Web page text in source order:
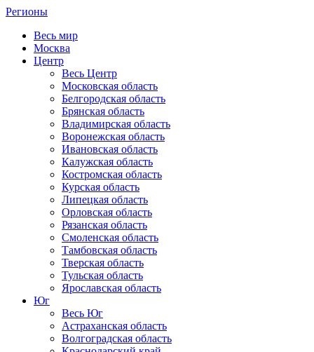
Регионы
Весь мир
Москва
Центр
Весь Центр
Московская область
Белгородская область
Брянская область
Владимирская область
Воронежская область
Ивановская область
Калужская область
Костромская область
Курская область
Липецкая область
Орловская область
Рязанская область
Смоленская область
Тамбовская область
Тверская область
Тульская область
Ярославская область
Юг
Весь Юг
Астраханская область
Волгоградская область